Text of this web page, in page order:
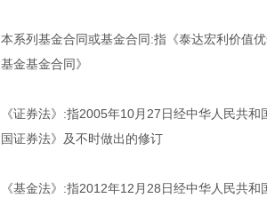
本系列基金合同或基金合同:指《泰达宏利价值
基金基金合同》
《证券法》:指2005年10月27日经中华人民共
国证券法》及不时做出的修订
《基金法》:指2012年12月28日经中华人民共